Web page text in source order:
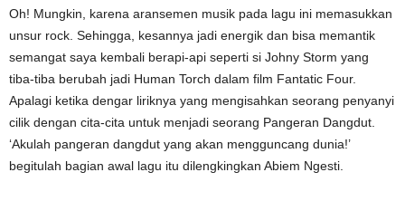
Oh! Mungkin, karena aransemen musik pada lagu ini memasukkan
unsur rock. Sehingga, kesannya jadi energik dan bisa memantik
semangat saya kembali berapi-api seperti si Johny Storm yang
tiba-tiba berubah jadi Human Torch dalam film Fantatic Four.
Apalagi ketika dengar liriknya yang mengisahkan seorang penyanyi
cilik dengan cita-cita untuk menjadi seorang Pangeran Dangdut.
‘Akulah pangeran dangdut yang akan mengguncang dunia!’
begitulah bagian awal lagu itu dilengkingkan Abiem Ngesti.